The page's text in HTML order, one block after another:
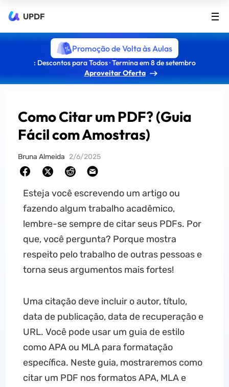
UPDF
Promoção de Volta às Aulas
: Descontos para Todos · Termina em 8 de setembro
Aproveitar Oferta
Como Citar um PDF? (Guia
Fácil com Amostras)
Bruna Almeida 2/6/2025
Esteja você escrevendo um artigo ou
fazendo algum trabalho acadêmico,
lembre-se sempre de citar seus PDFs. Por
que, você pergunta? Porque mostra
respeito pelo trabalho de outras pessoas e
torna seus argumentos mais fortes!
Uma citação deve incluir o autor, título,
data de publicação, data de recuperação e
URL. Você pode usar um guia de estilo
como APA ou MLA para formatação
específica. Neste guia, mostraremos como
citar um PDF nos formatos APA, MLA e